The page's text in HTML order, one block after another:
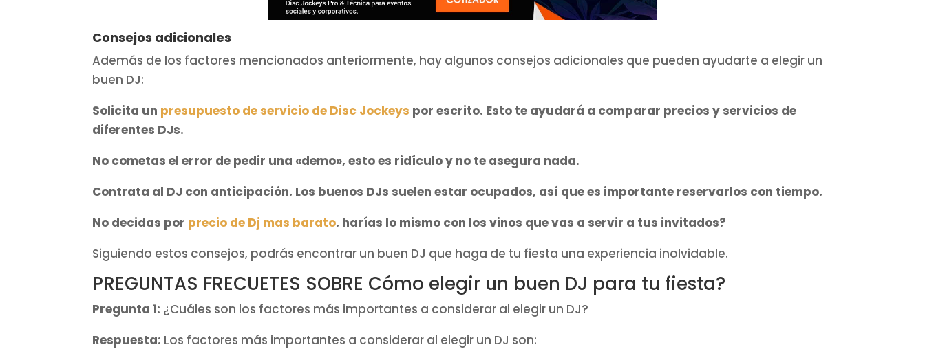
Consejos adicionales
Además de los factores mencionados anteriormente, hay algunos consejos adicionales que pueden ayudarte a elegir un
buen DJ:
Solicita un presupuesto de servicio de Disc Jockeys por escrito. Esto te ayudará a comparar precios y servicios de
diferentes DJs.
No cometas el error de pedir una «demo», esto es ridículo y no te asegura nada.
Contrata al DJ con anticipación. Los buenos DJs suelen estar ocupados, así que es importante reservarlos con tiempo.
No decidas por precio de Dj mas barato. harías lo mismo con los vinos que vas a servir a tus invitados?
Siguiendo estos consejos, podrás encontrar un buen DJ que haga de tu fiesta una experiencia inolvidable.
PREGUNTAS FRECUETES SOBRE Cómo elegir un buen DJ para tu fiesta?
Pregunta 1: ¿Cuáles son los factores más importantes a considerar al elegir un DJ?
Respuesta: Los factores más importantes a considerar al elegir un DJ son: